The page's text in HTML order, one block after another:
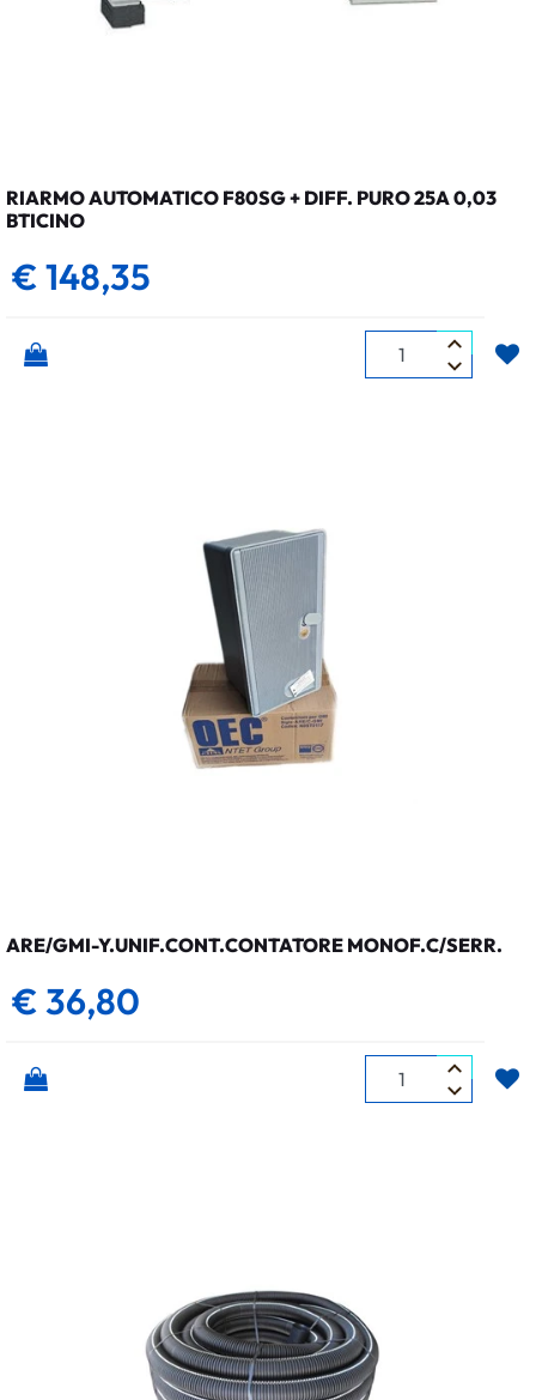
RIARMO AUTOMATICO F80SG + DIFF. PURO 25A 0,03
BTICINO
€ 148,35
Quantità
ARE/GMI-Y.UNIF.CONT.CONTATORE MONOF.C/SERR.
€ 36,80
Quantità